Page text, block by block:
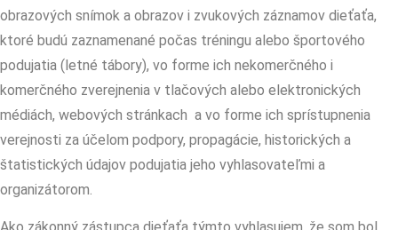
obrazových snímok a obrazov i zvukových záznamov dieťaťa,
ktoré budú zaznamenané počas tréningu alebo športového
podujatia (letné tábory), vo forme ich nekomerčného i
komerčného zverejnenia v tlačových alebo elektronických
médiách, webových stránkach a vo forme ich sprístupnenia
verejnosti za účelom podpory, propagácie, historických a
štatistických údajov podujatia jeho vyhlasovateľmi a
organizátorom.